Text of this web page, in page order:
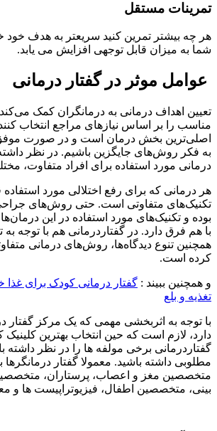
تمرینات مستقل
هر چه بیشتر تمرین کنید سریعتر به هدف خود
شما به میزان قابل توجهی افزایش می یابد.
عوامل موثر در گفتار درمانی
تعیین اهداف درمانی به درمانگران کمک
مناسب را بر اساس نیازهای مراجع انتخاب
اصلی‌ترین بخش درمان است و در صورت موفق
به فکر روش‌های جایگزین باشیم. در نظر
درمانی مورد استفاده برای افراد متفاوت،
هر درمانی که برای رفع اختلالی مورد
تکنیک‌های متفاوتی است. حتی روش‌های
بوده و تکنیک‌های مورد استفاده در این
با هم فرق دارد. در گفتاردرمانی هم با توجه به
همچنین تنوع دیدگاه‌ها، روش‌های درمانی
کرده است.
و همچنین ببیند : گفتار درمانی کودک برای
تغذیه و بلع
با توجه به اثربخشی مهمی که یک مرکز گفتار
دارد، لازم است که حین انتخاب بهترین کلینیک
گفتاردرمانی برخی مولفه ها را در نظر داشته
مطلوبی داشته باشید. معمولا گفتار درمانگرها
متخصصین مغز و اعصاب، پرستاران،
بینی، متخصصین اطفال، فیزیوتراپیست ها و